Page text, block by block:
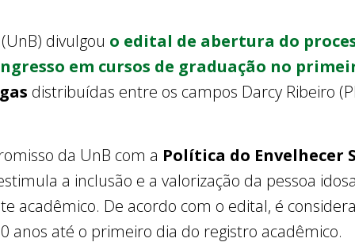
divulgou o edital de abertura do
em cursos de graduação no
distribuídas entre os campos Darcy Ribeiro
da UnB com a Política do Envelhecer
a inclusão e a valorização da pessoa
acadêmico. De acordo com o edital, é
anos até o primeiro dia do registro acadêmico.